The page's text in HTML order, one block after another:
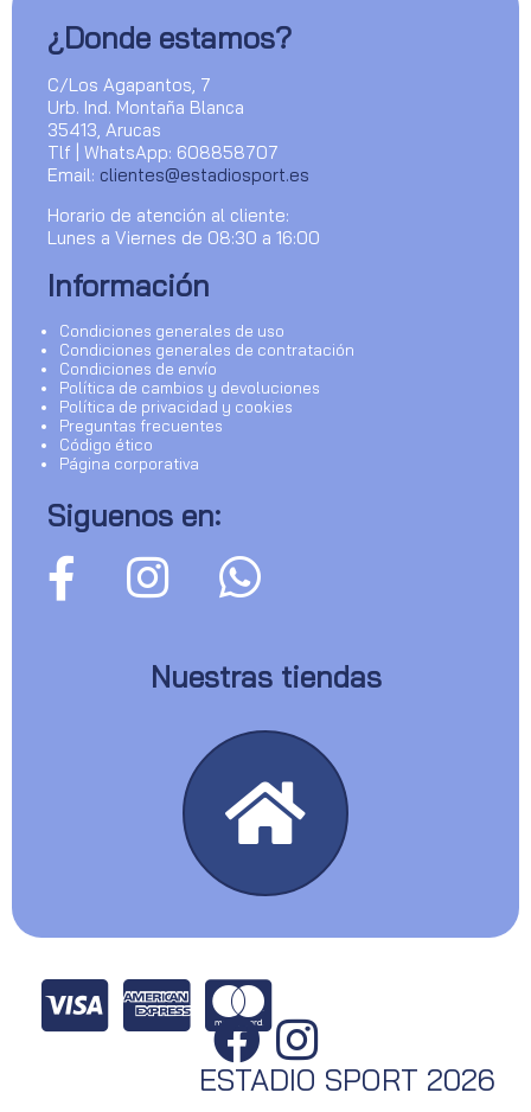
¿Donde estamos?
C/Los Agapantos, 7
Urb. Ind. Montaña Blanca
35413, Arucas
Tlf | WhatsApp: 608858707
Email: clientes@estadiosport.es
Horario de atención al cliente:
Lunes a Viernes de 08:30 a 16:00
Información
Condiciones generales de uso
Condiciones generales de contratación
Condiciones de envío
Política de cambios y devoluciones
Política de privacidad y cookies
Preguntas frecuentes
Código ético
Página corporativa
Siguenos en:
Nuestras tiendas
ESTADIO SPORT 2026